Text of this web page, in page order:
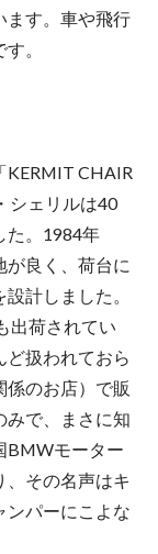
ます。車や飛行
。
KERMIT CHAIR
シェリルは40
た。1984年
良く、荷台に
計しました。
出荷されてい
ど扱われておら
のお店）で販
みで、まさに知
BMWモーター
その名声はキ
ンパーにこよな